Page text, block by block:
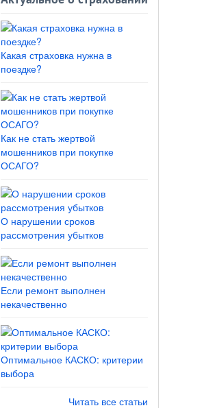
Какая страховка нужна в
поездке?
Как не стать жертвой
мошенников при покупке
ОСАГО?
О нарушении сроков
рассмотрения убытков
Если ремонт выполнен
некачественно
Оптимальное КАСКО: критерии
выбора
Читать все статьи